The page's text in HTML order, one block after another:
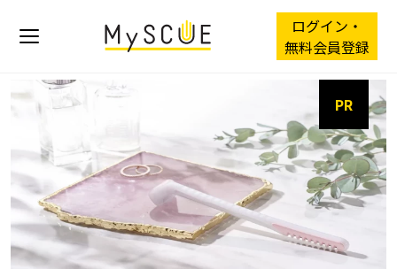
ログイン・
無料会員登録
PR